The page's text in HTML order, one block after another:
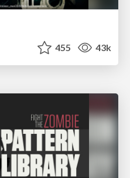
455 43k